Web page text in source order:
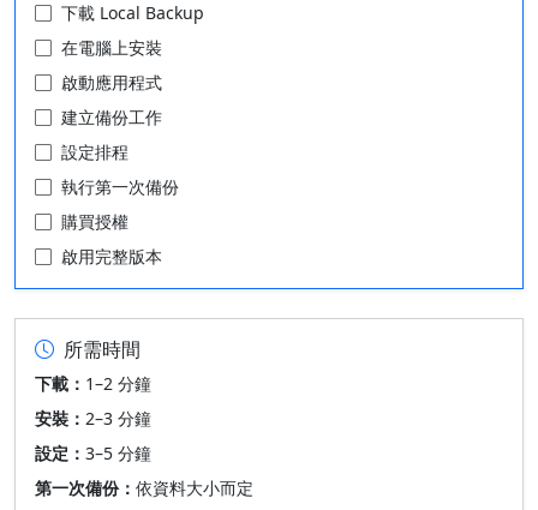
下載 Local Backup
在電腦上安裝
啟動應用程式
建立備份工作
設定排程
執行第一次備份
購買授權
啟用完整版本
所需時間
下載： 1–2 分鐘
安裝： 2–3 分鐘
設定： 3–5 分鐘
第一次備份： 依資料大小而定